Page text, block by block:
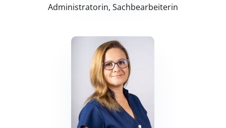
Administratorin, Sachbearbeiterin